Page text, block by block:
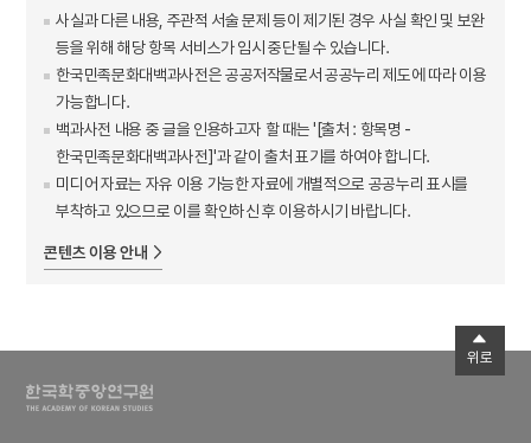
사실과 다른 내용, 주관적 서술 문제 등이 제기된 경우 사실 확인 및 보완
등을 위해 해당 항목 서비스가 임시 중단될 수 있습니다.
한국민족문화대백과사전은 공공저작물로서 공공누리 제도에 따라 이용
가능합니다.
백과사전 내용 중 글을 인용하고자 할 때는 '[출처 : 항목명 -
한국민족문화대백과사전]'과 같이 출처 표기를 하여야 합니다.
미디어 자료는 자유 이용 가능한 자료에 개별적으로 공공누리 표시를
부착하고 있으므로 이를 확인하신 후 이용하시기 바랍니다.
콘텐츠 이용 안내
위로